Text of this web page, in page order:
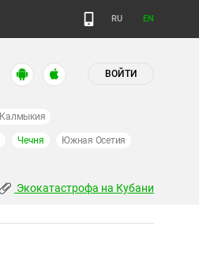
RU EN
ВОЙТИ
Калмыкия
Чечня Южная Осетия
Экокатастрофа на Кубани